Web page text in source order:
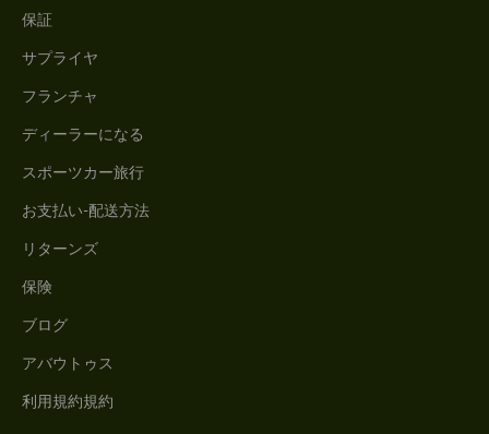
保証
サプライヤ
フランチャ
ディーラーになる
スポーツカー旅行
お支払い-配送方法
リターンズ
保険
ブログ
アバウトゥス
利用規約規約